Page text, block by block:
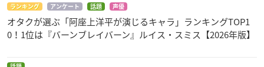
ランキング アンケート 話題 声優
オタクが選ぶ「阿座上洋平が演じるキャラ」ランキングTOP1
0！1位は『バーンブレイバーン』ルイス・スミス【2026年版】